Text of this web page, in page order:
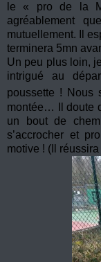
le « pro de la
agréablement
mutuellement. Il
terminera 5mn
Un peu plus loin,
intrigué au
poussette ! Nous
montée… Il doute
un bout de
s’accrocher et
motive ! (Il